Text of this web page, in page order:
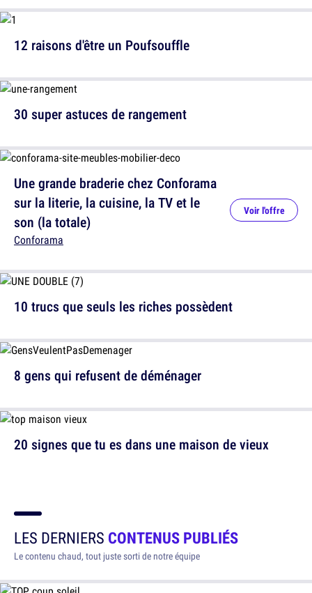
30 super astuces de rangement
10 trucs que seuls les riches possèdent
20 signes que tu es dans une maison de vieux
12 raisons d'être un Poufsouffle
Une grande braderie chez Conforama
sur la literie, la cuisine, la TV et le
son (la totale)
Conforama
Voir l'offre
8 gens qui refusent de déménager
LES DERNIERS CONTENUS PUBLIÉS
Le contenu chaud, tout juste sorti de notre équipe